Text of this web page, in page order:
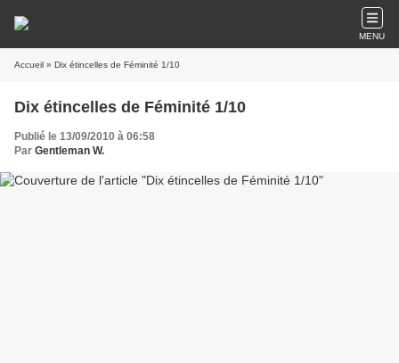
MENU
Accueil » Dix étincelles de Féminité 1/10
Dix étincelles de Féminité 1/10
Publié le 13/09/2010 à 06:58
Par Gentleman W.